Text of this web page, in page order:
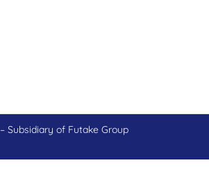
– Subsidiary of Futake Group